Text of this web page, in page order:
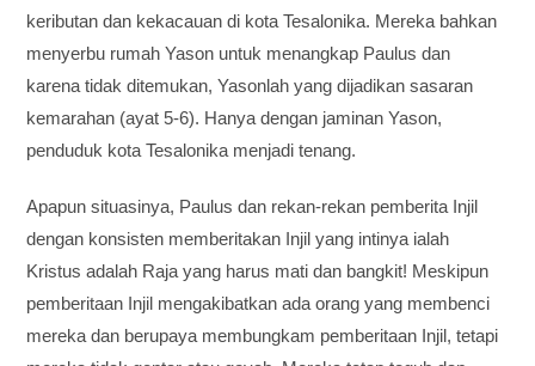
keributan dan kekacauan di kota Tesalonika. Mereka bahkan
menyerbu rumah Yason untuk menangkap Paulus dan
karena tidak ditemukan, Yasonlah yang dijadikan sasaran
kemarahan (ayat 5-6). Hanya dengan jaminan Yason,
penduduk kota Tesalonika menjadi tenang.
Apapun situasinya, Paulus dan rekan-rekan pemberita Injil
dengan konsisten memberitakan Injil yang intinya ialah
Kristus adalah Raja yang harus mati dan bangkit! Meskipun
pemberitaan Injil mengakibatkan ada orang yang membenci
mereka dan berupaya membungkam pemberitaan Injil, tetapi